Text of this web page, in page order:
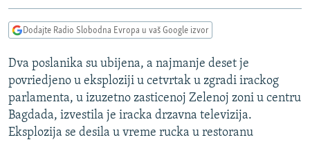
Pređite
na
pretragu
VIZUELNO
VIDEO
FOTOGALERIJE
INFOGRAFIKE
PODCASTI
RAT U UKRAJINI
KINA NA BALKANU
RSE PRIČE IZ SVIJETA
ISPRIČAJ MI
Dodajte Radio Slobodna Evropa u vaš Google izvor
Dva poslanika su ubijena, a najmanje deset je
povriedjeno u eksploziji u cetvrtak u zgradi irackog
parlamenta, u izuzetno zasticenoj Zelenoj zoni u centru
Bagdada, izvestila je iracka drzavna televizija.
Eksplozija se desila u vreme rucka u restoranu